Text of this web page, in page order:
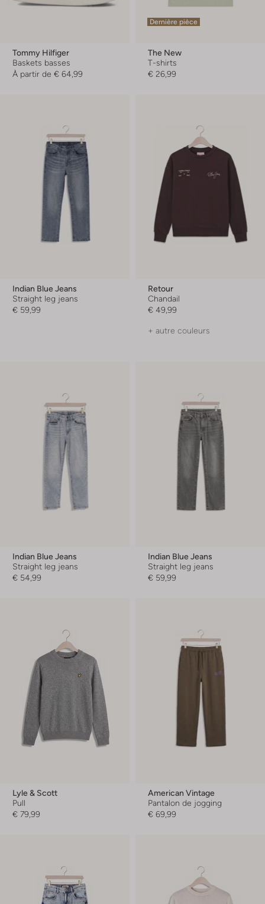
Tommy Hilfiger
Baskets basses
À partir de € 64,99
Dernière pièce
The New
T-shirts
€ 26,99
Indian Blue Jeans
Straight leg jeans
€ 59,99
Retour
Chandail
€ 49,99
+ autre couleurs
Indian Blue Jeans
Straight leg jeans
€ 54,99
Indian Blue Jeans
Straight leg jeans
€ 59,99
Lyle & Scott
Pull
€ 79,99
American Vintage
Pantalon de jogging
€ 69,99